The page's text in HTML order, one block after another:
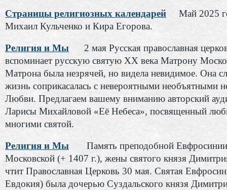
Страницы религиозных календарей Май 2025
Михаил Кульченко и Кира Егорова.
Религия и Мы 2 мая Русская православная
вспоминает русскую святую ХХ века Матрону
Матрона была незрячей, но видела невидимое. Она
жизнь соприкасалась с невероятными необъятными
Любви. Предлагаем вашему вниманию авторский
Ларисы Михайловой «Её Небеса», посвященный
многими святой.
Религия и Мы Память преподобной Евфросинии
Московской (+ 1407 г.), жены святого князя
чтит Православная Церковь 30 мая. Святая
Евдокия) была дочерью Суздальского князя